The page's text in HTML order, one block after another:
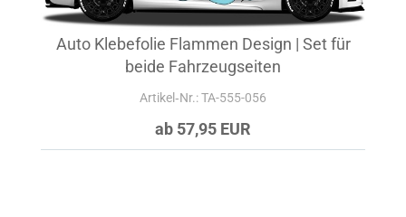
Auto Klebefolie Flammen Design | Set für
beide Fahrzeugseiten
Artikel‑Nr.: TA-555-056
ab 57,95 EUR